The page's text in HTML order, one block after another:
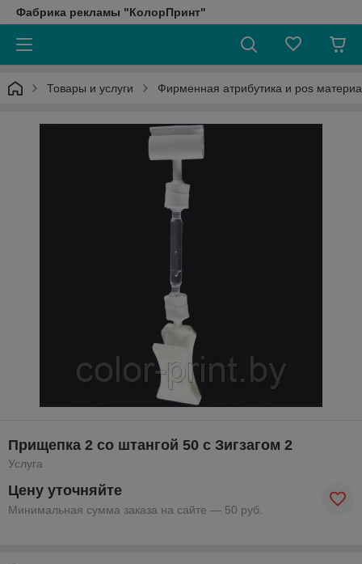
Фабрика рекламы "КолорПринт"
Товары и услуги Фирменная атрибутика и pos
Прищепка 2 со штангой 50 с Зигзагом 2
Услуга
Цену уточняйте
Минимальная сумма заказа на сайте — 50 руб.